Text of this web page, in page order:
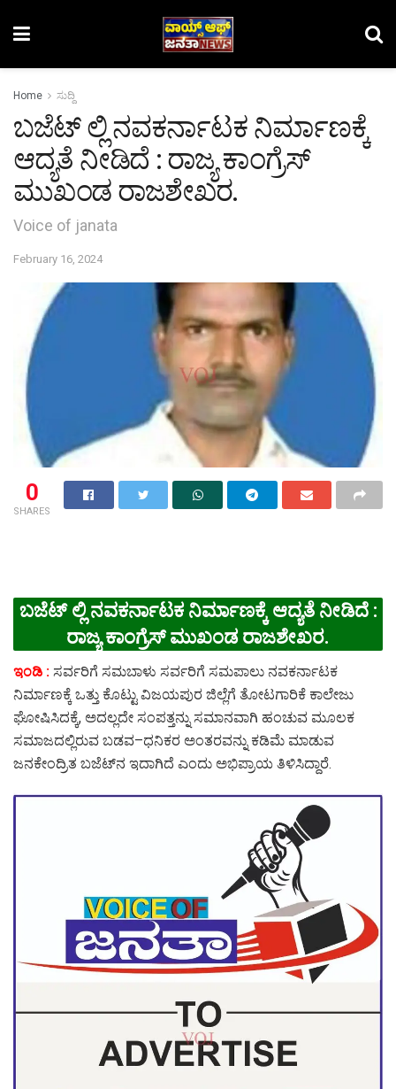
Home ಸುದ್ದಿ
ಬಜೆಟ್ ಲ್ಲಿ ನವಕರ್ನಾಟಕ ನಿರ್ಮಾಣಕ್ಕೆ
ಆದ್ಯತೆ ನೀಡಿದೆ : ರಾಜ್ಯ ಕಾಂಗ್ರೆಸ್
ಮುಖಂಡ ರಾಜಶೇಖರ.
Voice of janata
February 16, 2024
0
SHARES
ಬಜೆಟ್ ಲ್ಲಿ ನವಕರ್ನಾಟಕ ನಿರ್ಮಾಣಕ್ಕೆ ಆದ್ಯತೆ ನೀಡಿದೆ :
ರಾಜ್ಯ ಕಾಂಗ್ರೆಸ್ ಮುಖಂಡ ರಾಜಶೇಖರ.
ಇಂಡಿ : ಸರ್ವರಿಗೆ ಸಮಬಾಳು ಸರ್ವರಿಗೆ ಸಮಪಾಲು ನವಕರ್ನಾಟಕ
ನಿರ್ಮಾಣಕ್ಕೆ ಒತ್ತು ಕೊಟ್ಟು ವಿಜಯಪುರ ಜಿಲ್ಲೆಗೆ ತೋಟಗಾರಿಕೆ ಕಾಲೇಜು
ಘೋಷಿಸಿದಕ್ಕೆ, ಅದಲ್ಲದೇ ಸಂಪತ್ತನ್ನು ಸಮಾನವಾಗಿ ಹಂಚುವ ಮೂಲಕ
ಸಮಾಜದಲ್ಲಿರುವ ಬಡವ–ಧನಿಕರ ಅಂತರವನ್ನು ಕಡಿಮೆ ಮಾಡುವ
ಜನಕೇಂದ್ರಿತ ಬಜೆಟ್‌ನ ಇದಾಗಿದೆ ಎಂದು ಅಭಿಪ್ರಾಯ ತಿಳಿಸಿದ್ದಾರೆ.